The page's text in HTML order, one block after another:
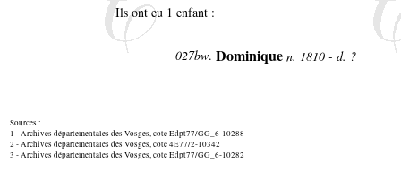
Ils ont eu 1 enfant :
027bw. Dominique n. 1810 - d. ?
Sources :
1 - Archives départementales des Vosges, cote Edpt77/GG_6-10288
2 - Archives départementales des Vosges, cote 4E77/2-10342
3 - Archives départementales des Vosges, cote Edpt77/GG_6-10282